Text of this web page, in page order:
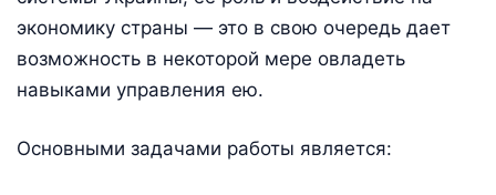
экономику страны — это в свою очередь дает
возможность в некоторой мере овладеть
навыками управления ею.
Основными задачами работы является: